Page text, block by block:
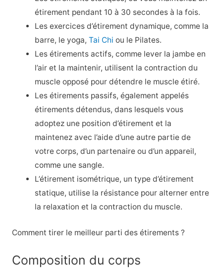
étirement pendant 10 à 30 secondes à la fois.
Les exercices d’étirement dynamique, comme la
barre, le yoga,Tai Chi ou le Pilates.
Les étirements actifs, comme lever la jambe en
l’air et la maintenir, utilisent la contraction du
muscle opposé pour détendre le muscle étiré.
Les étirements passifs, également appelés
étirements détendus, dans lesquels vous
adoptez une position d’étirement et la
maintenez avec l’aide d’une autre partie de
votre corps, d’un partenaire ou d’un appareil,
comme une sangle.
L’étirement isométrique, un type d’étirement
statique, utilise la résistance pour alterner entre
la relaxation et la contraction du muscle.
Comment tirer le meilleur parti des étirements ?
Composition du corps